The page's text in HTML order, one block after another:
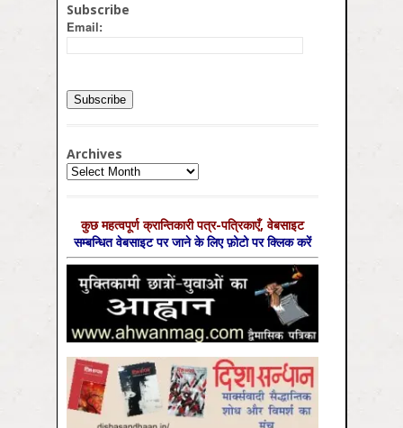
Subscribe
Email:
Archives
Archives
कुछ महत्‍वपूर्ण क्रान्तिकारी पत्र-पत्रिकाएँ, वेबसाइट
सम्‍बन्धित वेबसाइट पर जाने के लिए फ़ोटो पर क्लिक करें